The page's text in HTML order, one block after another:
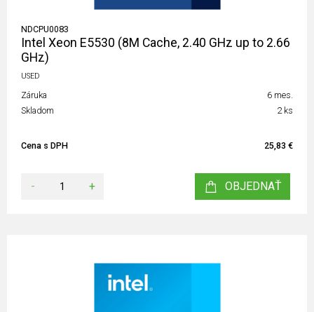
NDCPU0083
Intel Xeon E5530 (8M Cache, 2.40 GHz up to 2.66
GHz)
USED
Záruka
6 mes.
Skladom
2 ks
Cena s DPH 25,83 €
- + OBJEDNAŤ